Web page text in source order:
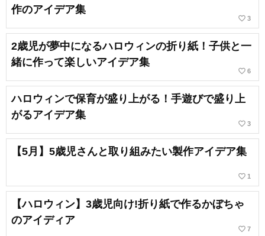
作のアイデア集
favorite_border 3
2歳児が夢中になるハロウィンの折り紙！子供と一
緒に作って楽しいアイデア集
favorite_border 6
ハロウィンで保育が盛り上がる！手遊びで盛り上
がるアイデア集
favorite_border 3
【5月】5歳児さんと取り組みたい製作アイデア集
favorite_border 1
【ハロウィン】3歳児向け!折り紙で作るかぼちゃ
のアイディア
favorite_border 7